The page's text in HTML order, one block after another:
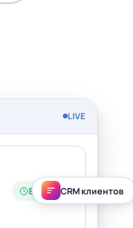
CRM клиентов
LIVE
В работе